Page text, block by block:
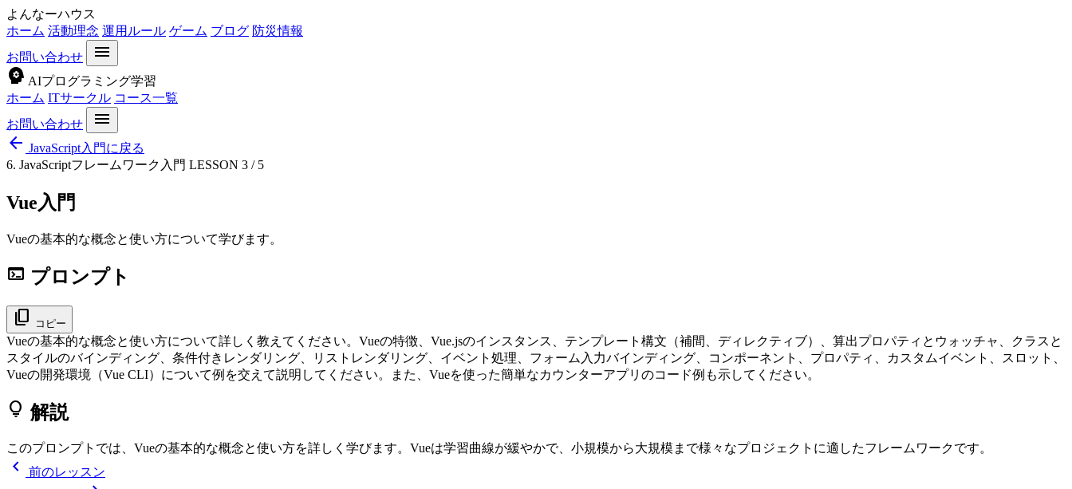
よんなーハウス
ホーム 活動理念 運用ルール ゲーム ブログ 防災情報
お問い合わせ
menu
psychology AIプログラミング学習
ホーム ITサークル コース一覧
お問い合わせ
menu
arrow_back JavaScript入門に戻る
6. JavaScriptフレームワーク入門 LESSON 3 / 5
Vue入門
Vueの基本的な概念と使い方について学びます。
terminal プロンプト
content_copy コピー
Vueの基本的な概念と使い方について詳しく教えてください。Vueの特徴、Vue.jsのインスタンス、テンプレート構文（補間、ディレクティブ）、算出プロパティとウォッチャ、クラスと
スタイルのバインディング、条件付きレンダリング、リストレンダリング、イベント処理、フォーム入力バインディング、コンポーネント、プロパティ、カスタムイベント、スロット、
Vueの開発環境（Vue CLI）について例を交えて説明してください。また、Vueを使った簡単なカウンターアプリのコード例も示してください。
lightbulb 解説
このプロンプトでは、Vueの基本的な概念と使い方を詳しく学びます。Vueは学習曲線が緩やかで、小規模から大規模まで様々なプロジェクトに適したフレームワークです。
chevron_left
前のレッスン